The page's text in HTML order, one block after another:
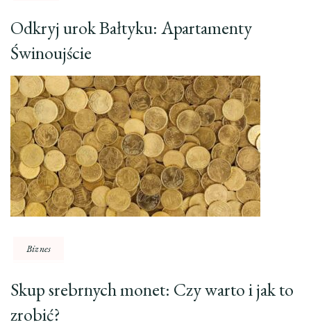
Odkryj urok Bałtyku: Apartamenty
Świnoujście
Biznes
Skup srebrnych monet: Czy warto i jak to
zrobić?